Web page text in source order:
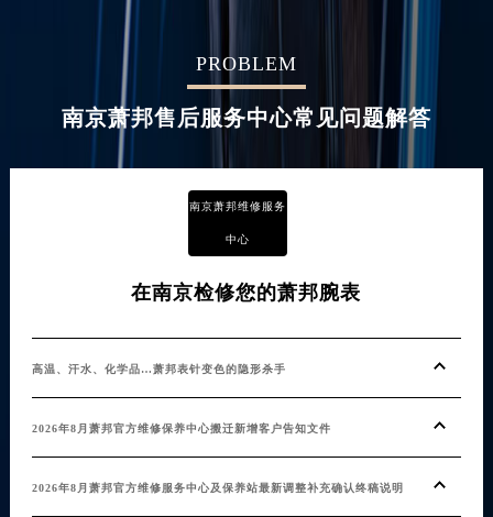
PROBLEM
南京萧邦售后服务中心常见问题解答
南京萧邦维修服务
中心
在南京检修您的萧邦腕表
高温、汗水、化学品…萧邦表针变色的隐形杀手
2026年8月萧邦官方维修保养中心搬迁新增客户告知文件
2026年8月萧邦官方维修服务中心及保养站最新调整补充确认终稿说明